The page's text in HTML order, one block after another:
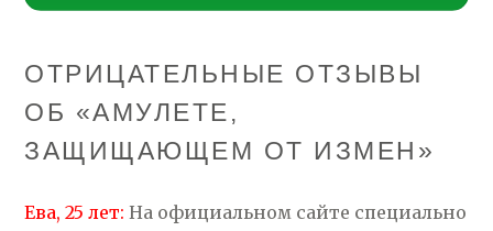
ОТРИЦАТЕЛЬНЫЕ ОТЗЫВЫ
ОБ «АМУЛЕТЕ,
ЗАЩИЩАЮЩЕМ ОТ ИЗМЕН»
Ева, 25 лет:На официальном сайте специально